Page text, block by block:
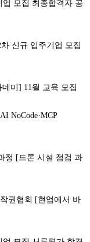
업 모집 최종합격자 공
신규 입주기업 모집
미] 11월 교육 모집
NoCode·MCP
정 [드론 시설 점검 과
권협회 [현업에서 바